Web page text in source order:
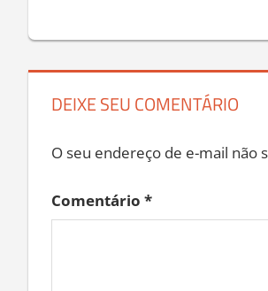
Post
DEIXE SEU COMENTÁRIO
O seu endereço de e-mail não
Comentário